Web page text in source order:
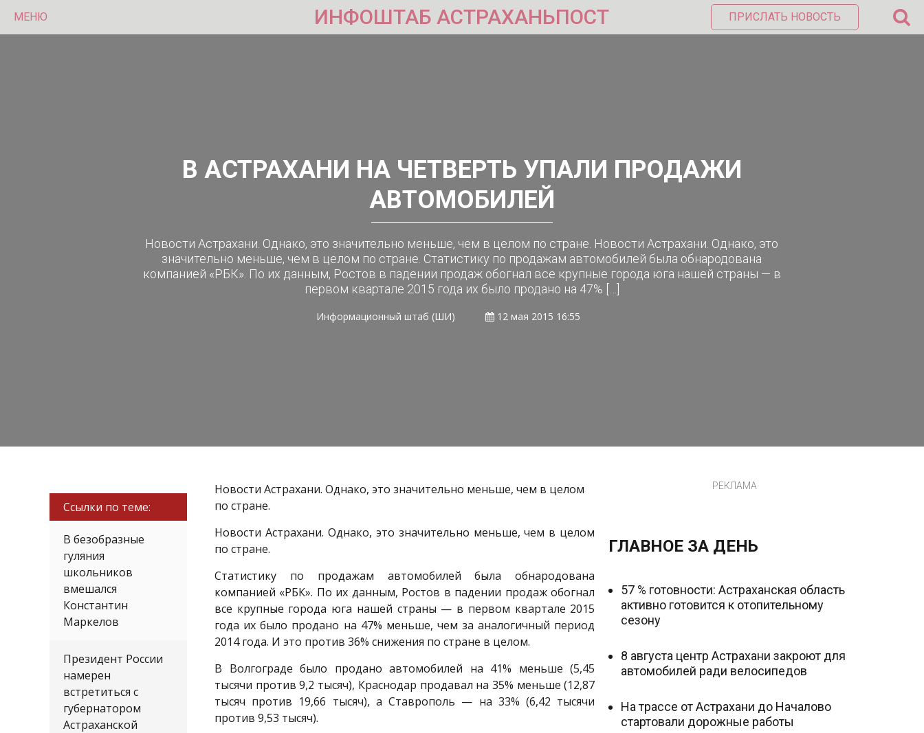
МЕНЮ ИНФОШТАБ АСТРАХАНЬПОСТ ПРИСЛАТЬ НОВОСТЬ
В АСТРАХАНИ НА ЧЕТВЕРТЬ УПАЛИ ПРОДАЖИ
АВТОМОБИЛЕЙ
Новости Астрахани. Однако, это значительно меньше, чем в целом по стране. Новости Астрахани. Однако, это
значительно меньше, чем в целом по стране. Статистику по продажам автомобилей была обнародована
компанией «РБК». По их данным, Ростов в падении продаж обогнал все крупные города юга нашей страны — в
первом квартале 2015 года их было продано на 47% […]
Информационный штаб (ШИ) 12 мая 2015 16:55
Ссылки по теме:
В безобразные
гуляния
школьников
вмешался
Константин
Маркелов
Президент России
намерен
встретиться с
губернатором
Астраханской
Новости Астрахани. Однако, это значительно меньше, чем в целом
по стране.
Новости Астрахани. Однако, это значительно меньше, чем в целом
по стране.
Статистику по продажам автомобилей была обнародована
компанией «РБК». По их данным, Ростов в падении продаж обогнал
все крупные города юга нашей страны — в первом квартале 2015
года их было продано на 47% меньше, чем за аналогичный период
2014 года. И это против 36% снижения по стране в целом.
В Волгограде было продано автомобилей на 41% меньше (5,45
тысячи против 9,2 тысяч), Краснодар продавал на 35% меньше (12,87
тысяч против 19,66 тысяч), а Ставрополь — на 33% (6,42 тысячи
против 9,53 тысяч).
РЕКЛАМА
ГЛАВНОЕ ЗА ДЕНЬ
57 % готовности: Астраханская область
активно готовится к отопительному
сезону
8 августа центр Астрахани закроют для
автомобилей ради велосипедов
На трассе от Астрахани до Началово
стартовали дорожные работы